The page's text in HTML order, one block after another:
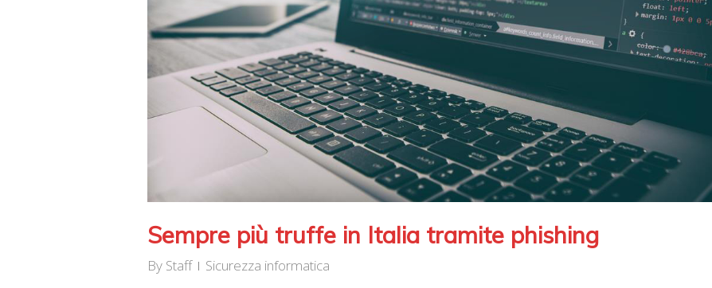
Sempre più truffe in Italia tramite phishing
By Staff
Sicurezza informatica